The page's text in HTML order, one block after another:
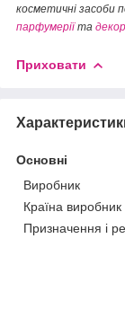
косметичні засоби
парфумеріїта
Приховати
Основні
Виробник
Країна виробник
Призначення і